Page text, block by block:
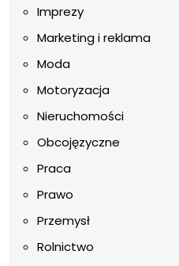
Imprezy
Marketing i reklama
Moda
Motoryzacja
Nieruchomości
Obcojęzyczne
Praca
Prawo
Przemysł
Rolnictwo